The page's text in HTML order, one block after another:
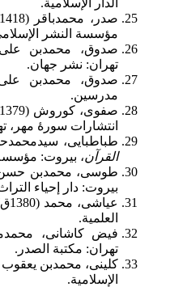
صدر، محمدباقر (1418ق)،
مؤسسة النشر
صدوق، محمدبن علی
تهران: نشر جهان.
صدوق، محمدبن علی
مدرسین.
انتشارات سورۀ مهر،
طباطبایی، سیدمحمدحسین
القرآن، بیروت:
طوسی، محمدبن حسن
بیروت: دار إحیاء
عیاشی، محمد (1380ق)،
العلمیة.
فیض کاشانی،
تهران: مکتبة الصدر.
کلینی، محمدبن یعقوب
الإسلامیة.